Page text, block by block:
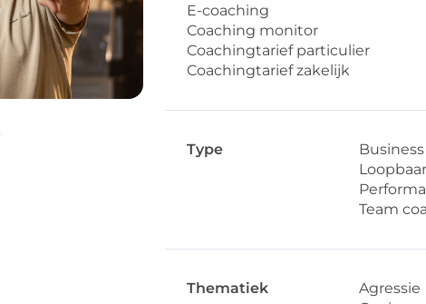
E-coaching
Coaching monitor
Coachingtarief particulier
Coachingtarief zakelijk
Type
Team
Thematiek Agressie